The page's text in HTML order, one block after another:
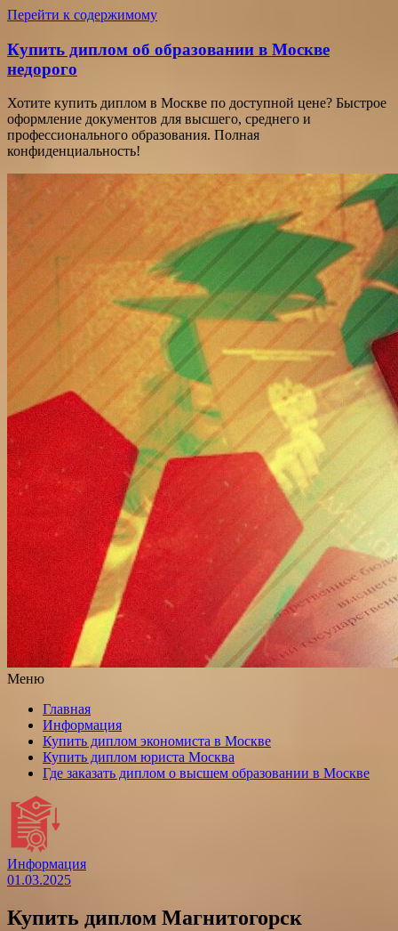
Перейти к содержимому
Купить диплом об образовании в Москве
недорого
Хотите купить диплом в Москве по доступной цене? Быстрое
оформление документов для высшего, среднего и
профессионального образования. Полная
конфиденциальность!
Меню
Главная
Информация
Купить диплом экономиста в Москве
Купить диплом юриста Москва
Где заказать диплом о высшем образовании в Москве
Информация
01.03.2025
Купить диплом Магнитогорск